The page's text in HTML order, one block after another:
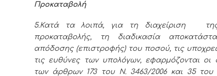
Προκαταβολή
5.Κατά τα λοιπά, για τη διαχείριση
προκαταβολής, τη διαδικασία
απόδοσης (επιστροφής) του ποσού, τις
τις ευθύνες των υπολόγων, εφαρμόζονται οι
των άρθρων 173 του Ν. 3463/2006 και 35 του